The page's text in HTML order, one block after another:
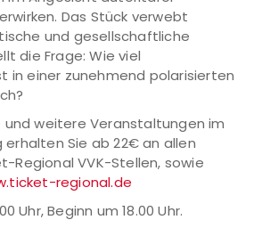
Das Stück verwebt
und gesellschaftliche
die Frage: Wie viel
in einer zunehmend polarisierten
und weitere Veranstaltungen im
erhalten Sie ab 22€ an allen
Regional VVK-Stellen, sowie
regional.de
Uhr, Beginn um 18.00 Uhr.